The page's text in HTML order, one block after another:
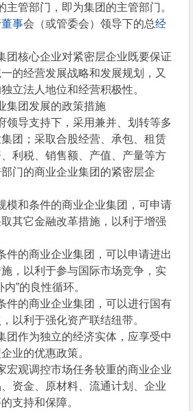
管部门，即为集团的主管部门。
董事会（或管委会）领导下的总经
核心企业对紧密层企业既要保证
的经营发展战略和发展规划，又
立法人地位和经营积极性。
团发展的政策措施
导支持下，采用兼并、划转等多
团；采取合股经营、承包、租赁
利税、销售额、产值、产量等方
门的商业企业集团的紧密层企
和条件的商业企业集团，可申请
其它金融改革措施，以利于增强
的商业企业集团，可以申请进出
，以利于参与国际市场竞争，实
”的良性循环。
的商业企业集团，可以进行国有
以利于强化资产联结纽带。
作为独立的经济实体，应享受中
业的优惠政策。
观调控市场任务较重的商业企业
资金、原材料、流通计划、企业
支持和保障。